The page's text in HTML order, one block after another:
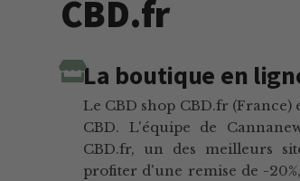
CBD.fr
La boutique en
Le CBD shop CBD.fr
CBD. L'équipe de
CBD.fr, un des meilleurs
profiter d'une remise de -